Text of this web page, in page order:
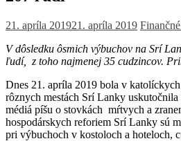
21. apríla 201921. apríla 2019
V dôsledku ôsmich výbuchov na Srí
ľudí, z toho najmenej 35 cudzincov.
Dnes 21. apríla 2019 bola v
rôznych mestách Srí Lanky
médiá píšu o stovkách mŕtvych a
hospodárskych reforiem Srí Lanky sú
pri výbuchoch v kostoloch a hoteloch,